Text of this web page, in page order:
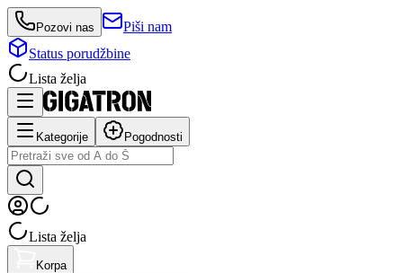
Pozovi nas
Piši nam
Status porudžbine
Lista želja
Kategorije Pogodnosti
Lista želja
Korpa